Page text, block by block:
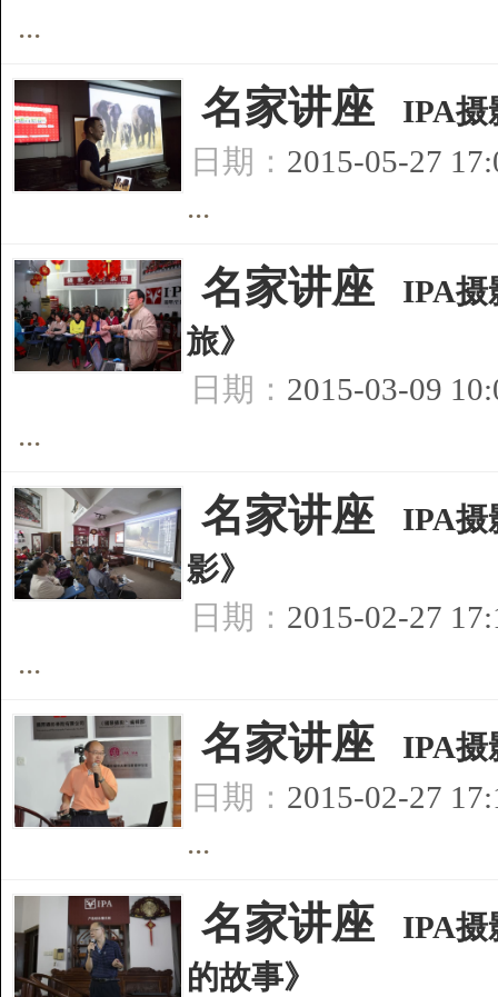
...
名家讲座
IPA摄
日期： 2015-05-27
...
名家讲座
IPA摄
旅》
日期： 2015-03-09
...
名家讲座
IPA摄
影》
日期： 2015-02-27
...
名家讲座
IPA摄
日期： 2015-02-27
...
名家讲座
IPA摄
的故事》